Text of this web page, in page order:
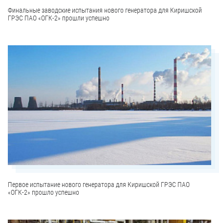
Финальные заводские испытания нового генератора для Киришской
ГРЭС ПАО «ОГК-2» прошли успешно
Первое испытание нового генератора для Киришской ГРЭС ПАО
«ОГК-2» прошло успешно